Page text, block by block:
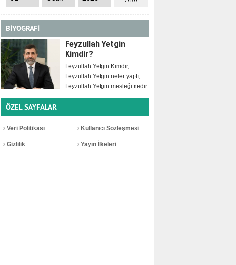
BİYOGRAFİ
Feyzullah Yetgin
Kimdir?
Feyzullah Yetgin Kimdir,
Feyzullah Yetgin neler yaptı,
Feyzullah Yetgin mesleği nedir
ÖZEL SAYFALAR
Veri Politikası Kullanıcı Sözleşmesi
Gizlilik Yayın İlkeleri